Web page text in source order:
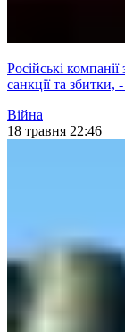
Російські
санкції та збитки,
Війна
18 травня 22:46